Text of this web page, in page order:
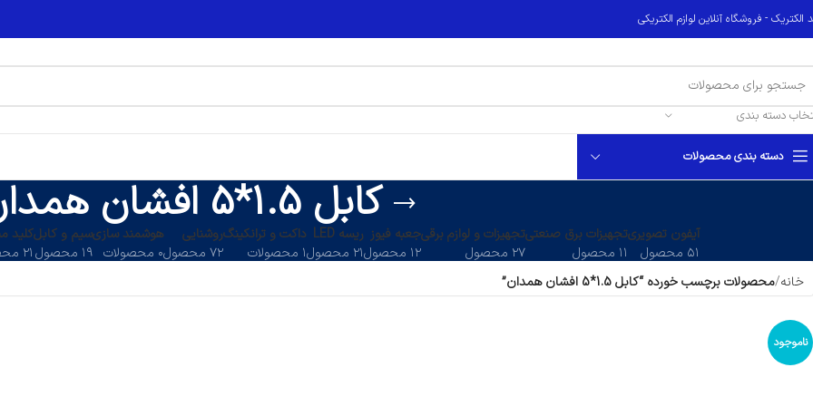
الکتریک - فروشگاه آنلاین لوازم الکتریکی
دسته بندی
دسته بندی محصولات
کابل 1.5*5 افشان همدان
آیفون تصویری
۵۱ محصول
تجهیزات برق صنعتی
۱۱ محصول
تجهیزات و لوازم برقی
۲۷ محصول
جعبه فیوز
۱۲ محصول
ریسه LED
۲۱ محصول
داکت و ترانکینگ
۱ محصولات
روشنایی
۷۲ محصول
هوشمند سازی
۰ محصولات
سیم و کابل
۱۹ محصول
کلید
۲۱ محصول
خانه محصولات برچسب خورده “کابل 1.5*5 افشان همدان”
ناموجود